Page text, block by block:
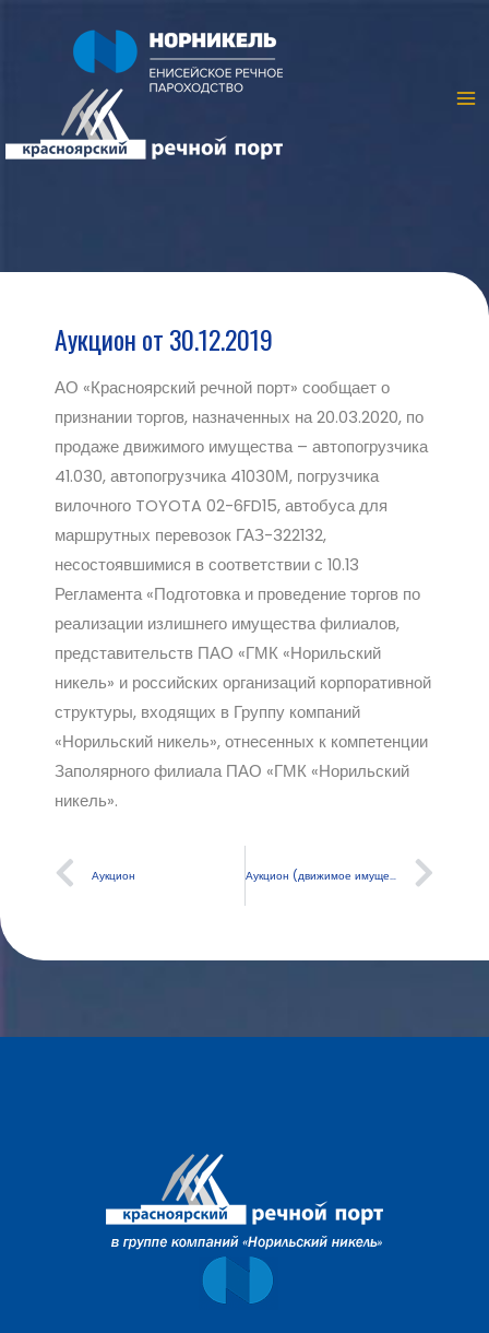
Аукцион от 30.12.2019
АО «Красноярский речной порт» сообщает о
признании торгов, назначенных на 20.03.2020, по
продаже движимого имущества – автопогрузчика
41.030, автопогрузчика 41030М, погрузчика
вилочного TOYOTA 02-6FD15, автобуса для
маршрутных перевозок ГАЗ-322132,
несостоявшимися в соответствии с 10.13
Регламента «Подготовка и проведение торгов по
реализации излишнего имущества филиалов,
представительств ПАО «ГМК «Норильский
никель» и российских организаций корпоративной
структуры, входящих в Группу компаний
«Норильский никель», отнесенных к компетенции
Заполярного филиала ПАО «ГМК «Норильский
никель».
Аукцион Аукцион (движимое имущество)